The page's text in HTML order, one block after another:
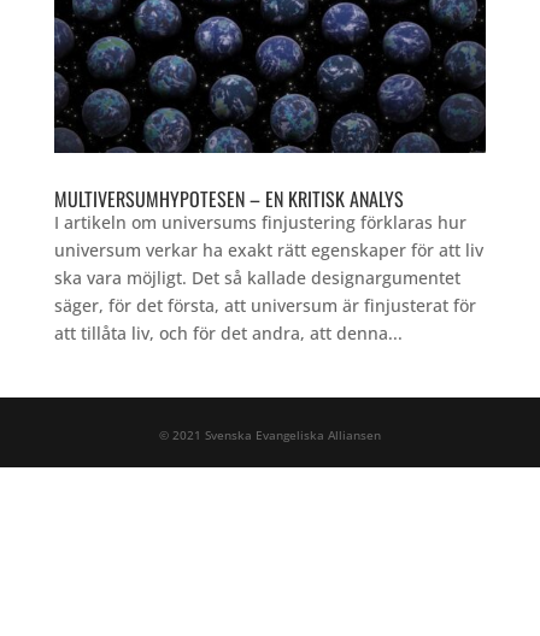
MULTIVERSUMHYPOTESEN – EN KRITISK ANALYS
I artikeln om universums finjustering förklaras hur
universum verkar ha exakt rätt egenskaper för att liv
ska vara möjligt. Det så kallade designargumentet
säger, för det första, att universum är finjusterat för
att tillåta liv, och för det andra, att denna...
© 2021 Svenska Evangeliska Alliansen